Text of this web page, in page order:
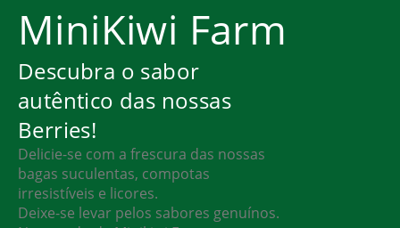
MiniKiwi Farm
Descubra o sabor
autêntico das nossas
Berries!
Delicie-se com a frescura das nossas
bagas suculentas, compotas
irresistíveis e licores.
Deixe-se levar pelos sabores genuínos.